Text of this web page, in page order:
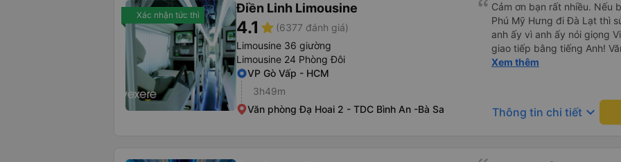
Xác nhận tức thì Điền Linh Limousine
4.1 star (6377 đánh giá)
Limousine 36 giường
Limousine 24 Phòng Đôi
VP Gò Vấp - HCM
3h49m
Văn phòng Đạ Hoai 2 - TDC Bình An -Bà Sa
Cảm ơn bạn rất nhiều. Nếu
Phú Mỹ Hưng đi Đà Lạt thì
anh ấy vì anh ấy nói giọng
giao tiếp bằng tiếng Anh!
trước khi lên xe, và mặc dù
hẹn. Vì bạn đang ở trên xe
họ, dù tài xế hoặc người
động, tài xế đưa đón cũng
Xem thêm
Thông tin chi tiết keyboard_arrow_down